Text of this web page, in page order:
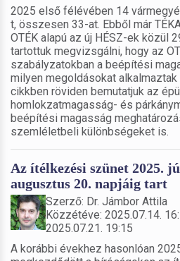
2025 első félévében 14
t, összesen 33-at. Ebből már
OTÉK alapú az új HÉSZ-ek közül
tartottuk megvizsgálni, hogy az
szabályzatokban a beépítési
milyen megoldásokat
cikkben röviden bemutatjuk az
homlokzatmagasság- és
beépítési magasság
szemléletbeli különbségeket is.
Az ítélkezési szünet 2025.
augusztus 20. napjáig tart
Szerző: Dr. Jámbor Attila
Közzétéve: 2025.07.14.
2025.07.21. 19:15
A korábbi évekhez hasonlóan